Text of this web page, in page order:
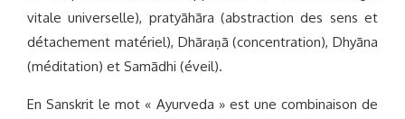
vitale universelle), pratyāhāra (abstraction des sens et
détachement matériel), Dhāraṇā (concentration), Dhyāna
(méditation) et Samādhi (éveil).
En Sanskrit le mot « Ayurveda » est une combinaison de